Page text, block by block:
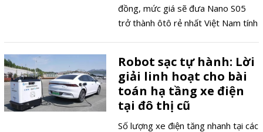
đồng, mức giá sẽ đưa Nano S05
trở thành ôtô rẻ nhất Việt Nam tính
vẫn xem ôtô điện là của người
"nhiều tiền".
Robot sạc tự hành: Lời
giải linh hoạt cho bài
toán hạ tầng xe điện
tại đô thị cũ
Số lượng xe điện tăng nhanh tại các